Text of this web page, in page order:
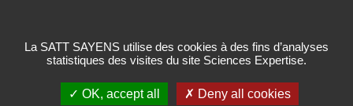
Politique de Confidentialité Chercheurs|Conditions Générales
d'Utilisation|Cookies| Gestion des cookies
✓ OK, accept all
✗ Deny all cookies